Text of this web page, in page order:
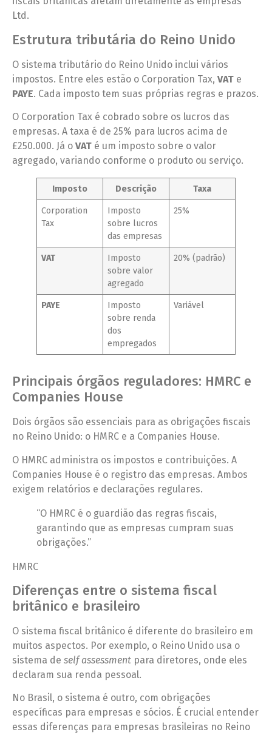
Ltd.
Estrutura tributária do Reino Unido
O sistema tributário do Reino Unido inclui vários
impostos. Entre eles estão o Corporation Tax, VAT e
PAYE. Cada imposto tem suas próprias regras e prazos.
O Corporation Tax é cobrado sobre os lucros das
empresas. A taxa é de 25% para lucros acima de
£250.000. Já o VAT é um imposto sobre o valor
agregado, variando conforme o produto ou serviço.
Imposto Descrição Taxa
Corporation
Tax
Imposto
sobre lucros
das empresas
25%
VAT
Imposto
sobre valor
agregado
20% (padrão)
PAYE
Imposto
sobre renda
dos
empregados
Variável
Principais órgãos reguladores: HMRC e
Companies House
Dois órgãos são essenciais para as obrigações fiscais
no Reino Unido: o HMRC e a Companies House.
O HMRC administra os impostos e contribuições. A
Companies House é o registro das empresas. Ambos
exigem relatórios e declarações regulares.
“O HMRC é o guardião das regras fiscais,
garantindo que as empresas cumpram suas
obrigações.”
HMRC
Diferenças entre o sistema fiscal
britânico e brasileiro
O sistema fiscal britânico é diferente do brasileiro em
muitos aspectos. Por exemplo, o Reino Unido usa o
sistema de self assessment para diretores, onde eles
declaram sua renda pessoal.
No Brasil, o sistema é outro, com obrigações
específicas para empresas e sócios. É crucial entender
essas diferenças para empresas brasileiras no Reino